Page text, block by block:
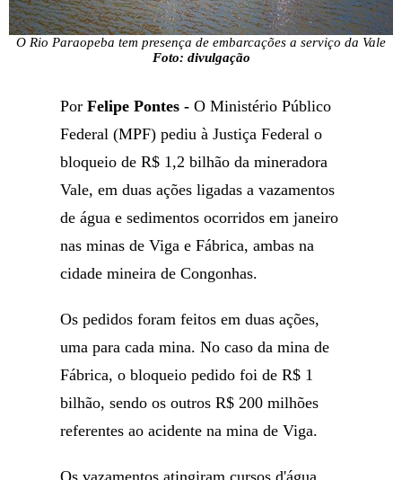
O Rio Paraopeba tem presença de embarcações a serviço da Vale
Foto: divulgação
PorFelipe Pontes -O Ministério Público
Federal (MPF) pediu à Justiça Federal o
bloqueio de R$ 1,2 bilhão da mineradora
Vale, em duas ações ligadas a vazamentos
de água e sedimentos ocorridos em janeiro
nas minas de Viga e Fábrica, ambas na
cidade mineira de Congonhas.
Os pedidos foram feitos em duas ações,
uma para cada mina. No caso da mina de
Fábrica, o bloqueio pedido foi de R$ 1
bilhão, sendo os outros R$ 200 milhões
referentes ao acidente na mina de Viga.
Os vazamentos atingiram cursos d'água